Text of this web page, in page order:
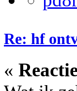
Re: hf
«